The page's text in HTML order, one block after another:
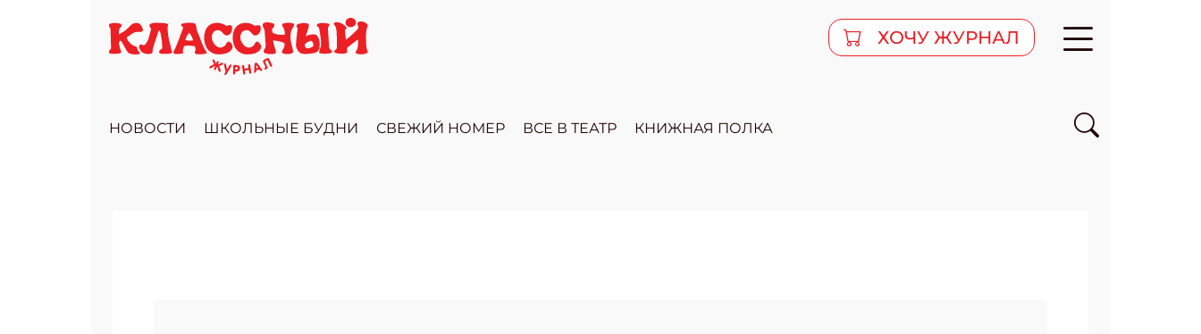
ХОЧУ ЖУРНАЛ
НОВОСТИ ШКОЛЬНЫЕ БУДНИ СВЕЖИЙ НОМЕР ВСЕ В ТЕАТР КНИЖНАЯ ПОЛКА